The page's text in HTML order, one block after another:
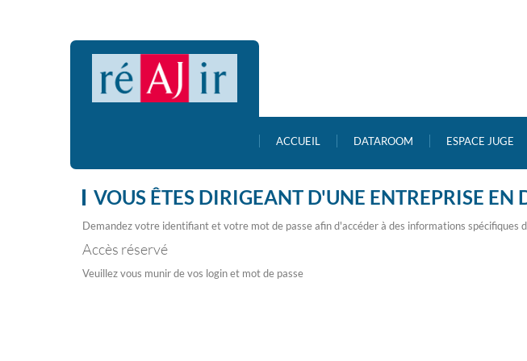
ACCUEIL DATAROOM ESPACE JUGE
VOUS ÊTES DIRIGEANT D'UNE ENTREPRISE EN
Demandez votre identifiant et votre mot de passe afin d'accéder à des informations spécifiques
Accès réservé
Veuillez vous munir de vos login et mot de passe